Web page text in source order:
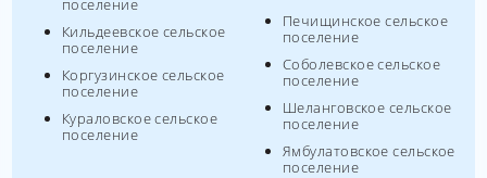
поселение
Кильдеевское сельское
поселение
Коргузинское сельское
поселение
Кураловское сельское
поселение
Печищинское сельское
поселение
Соболевское сельское
поселение
Шеланговское сельское
поселение
Ямбулатовское сельское
поселение